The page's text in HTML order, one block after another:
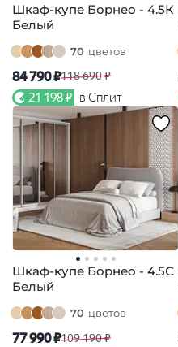
Шкаф-купе Борнео - 4.5К
Белый
70 цветов
84 790 ₽118 690 ₽
21 198 ₽ в Сплит
Шкаф-купе Борнео - 4.5С
Белый
70 цветов
77 990 ₽109 190 ₽